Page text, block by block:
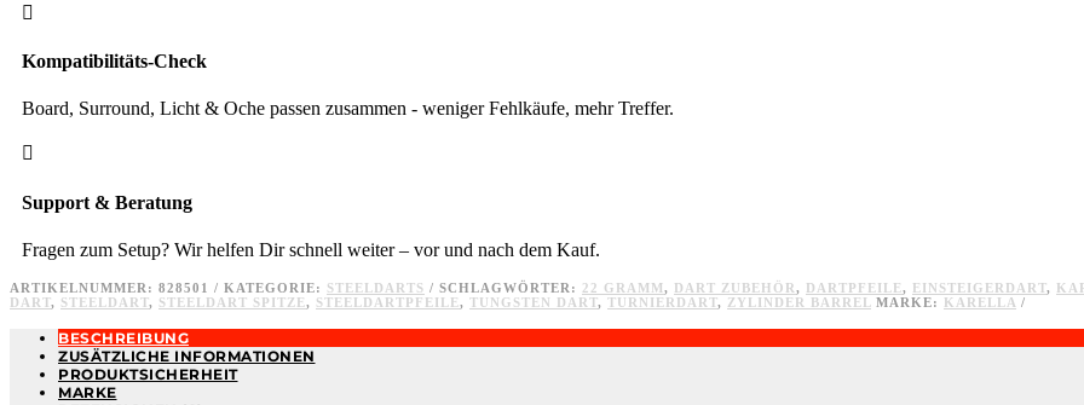

Kompatibilitäts-Check
Board, Surround, Licht & Oche passen zusammen - weniger Fehlkäufe, mehr Treffer.

Support & Beratung
Fragen zum Setup? Wir helfen Dir schnell weiter – vor und nach dem Kauf.
ARTIKELNUMMER: 828501 KATEGORIE: STEELDARTS SCHLAGWÖRTER: 22 GRAMM, DART ZUBEHÖR, DARTPFEILE, EINSTEIGERDART,
DART, STEELDART, STEELDART SPITZE, STEELDARTPFEILE, TUNGSTEN DART, TURNIERDART, ZYLINDER BARREL MARKE: KARELLA
BESCHREIBUNG
ZUSÄTZLICHE INFORMATIONEN
PRODUKTSICHERHEIT
MARKE